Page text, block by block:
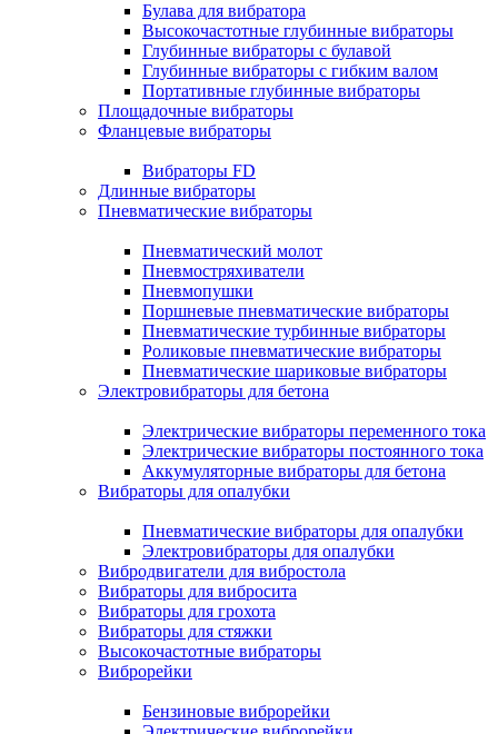
Булава для вибратора
Высокочастотные глубинные вибраторы
Глубинные вибраторы с булавой
Глубинные вибраторы с гибким валом
Портативные глубинные вибраторы
Площадочные вибраторы
Фланцевые вибраторы
Вибраторы FD
Длинные вибраторы
Пневматические вибраторы
Пневматический молот
Пневмостряхиватели
Пневмопушки
Поршневые пневматические вибраторы
Пневматические турбинные вибраторы
Роликовые пневматические вибраторы
Пневматические шариковые вибраторы
Электровибраторы для бетона
Электрические вибраторы переменного тока
Электрические вибраторы постоянного тока
Аккумуляторные вибраторы для бетона
Вибраторы для опалубки
Пневматические вибраторы для опалубки
Электровибраторы для опалубки
Вибродвигатели для вибростола
Вибраторы для вибросита
Вибраторы для грохота
Вибраторы для стяжки
Высокочастотные вибраторы
Виброрейки
Бензиновые виброрейки